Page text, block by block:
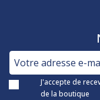
J'accepte de
de la boutique